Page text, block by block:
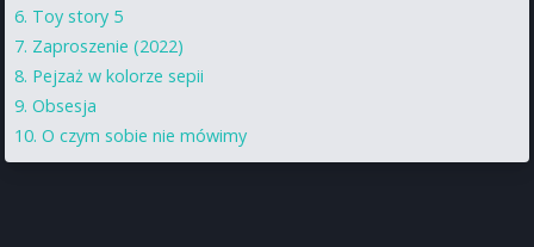
Toy story 5
Zaproszenie (2022)
Pejzaż w kolorze sepii
Obsesja
O czym sobie nie mówimy